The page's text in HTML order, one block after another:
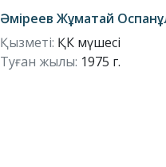
Әміреев Жұматай
Қызметі: ҚК мүшесі
Туған жылы: 1975 г.